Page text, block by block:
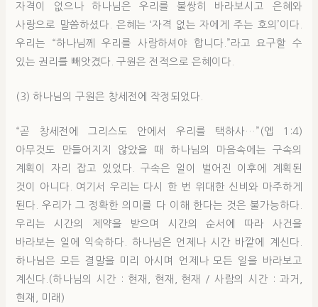
자격이 없으나 하나님은 우리를 불쌍히 바라보시고 은혜와
사랑으로 말씀하셨다. 은혜는 ‘자격 없는 자에게 주는 호의’이다.
우리는 “하나님께 우리를 사랑하셔야 합니다.”라고 요구할 수
있는 권리를 빼앗겼다. 구원은 전적으로 은혜이다.
(3) 하나님의 구원은 창세전에 작정되었다.
“곧 창세전에 그리스도 안에서 우리를 택하사…”(엡 1:4)
아무것도 만들어지지 않았을 때 하나님의 마음속에는 구속의
계획이 자리 잡고 있었다. 구속은 일이 벌어진 이후에 계획된
것이 아니다. 여기서 우리는 다시 한 번 위대한 신비와 마주하게
된다. 우리가 그 정확한 의미를 다 이해 한다는 것은 불가능하다.
우리는 시간의 제약을 받으며 시간의 순서에 따라 사건을
바라보는 일에 익숙하다. 하나님은 언제나 시간 바깥에 계신다.
하나님은 모든 결말을 미리 아시며 언제나 모든 일을 바라보고
계신다.(하나님의 시간 : 현재, 현재, 현재 / 사람의 시간 : 과거,
현재, 미래)